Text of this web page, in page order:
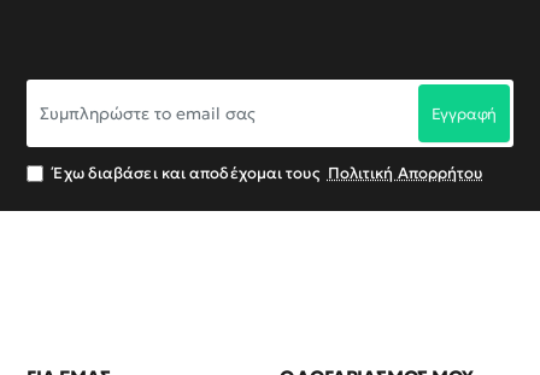
το
σας
Εγγραφή
Έχω διαβάσει και αποδέχομαι τους Πολιτική Απορρήτου